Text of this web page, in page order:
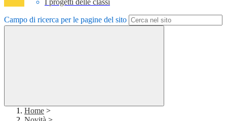
I progetti delle classi
Campo di ricerca per le pagine del sito
Home >